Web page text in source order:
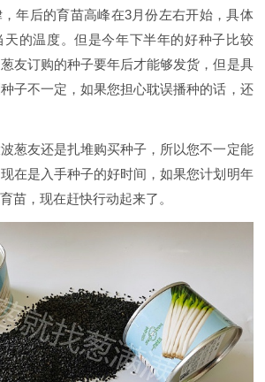
年后的育苗高峰在3月份左右开始，具体
天的温度。但是今年下半年的好种子比较
友订购的种子要年后才能够发货，但是具
子不一定，如果您担心耽误播种的话，还
葱友还是扎堆购买种子，所以您不一定能
在是入手种子的好时间，如果您计划明年
苗，现在赶快行动起来了。